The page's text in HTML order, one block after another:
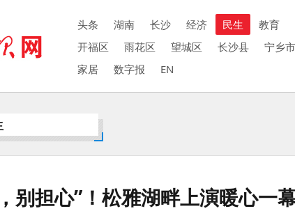
头条 湖南 长沙 经济 民生 教育
开福区
雨花区 望城区 长沙县 宁乡市
家居
数字报 EN
别担心”！松雅湖畔上演暖心一